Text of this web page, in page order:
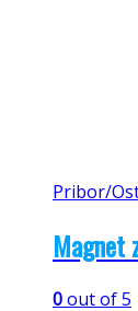
Pribor/
Magnet
0out of 5